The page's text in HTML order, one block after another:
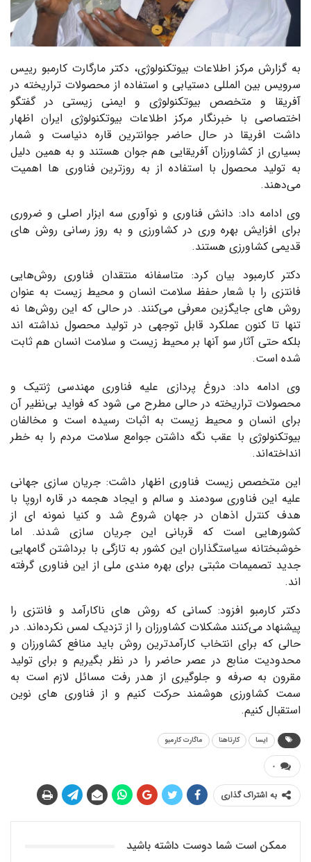
به گزارش مرکز اطلاعات بیوتکنولوژی، دکتر مارگارت کارمبو رییس
سرویس بین المللی دستیابی و استفاده از محصولات تراریخته در
آفریقا و متخصص بیوتکنولوژی و ایمنی زیستی در گفتگو
اختصاصی با خبرنگار مرکز اطلاعات بیوتکنولوژی ایران اظهار
داشت افریقا در حال حاضر جوانترین قاره دنیاست و شمار
بسیاری از کشاورزان آفریقایی هم جوان هستند و به همین دلیل
به تولید محصول با استفاده از به روزترین فناوری ها اهمیت
می‌دهند.
وی ادامه داد: دانش فناوری و نوآوری سه ابزار اصلی و ضروری
برای افزایش بهره وری در کشاورزی و به روز رسانی روش های
قدیمی کشاورزی هستند.
دکتر کارمبود بیان کرد: متاسفانه منتقدان فناوری روش‌هایی
فانتزی را با شعار حفظ سلامت انسان و محیط زیست به عنوان
روش های جایگزین معرفی می‌کنند. در حالی که این روش‌ها نه
تنها تا کنون عملکرد قابل توجهی در تولید محصول نداشته اند
بلکه حتی آثار سو آنها بر محیط زیست و سلامت انسان هم ثابت
شده است.
وی ادامه داد: دروغ پردازی علیه فناوری مهندسی ژنتیک و
محصولات تراریخته در حالی مطرح می شود که فواید بی‌نظیر آن
برای انسان و محیط زیست به اثبات رسیده است و مخالفان
بیوتکنولوژی با عقب نگه داشتن جوامع سلامت مردم را به خطر
انداخته‌اند.
این متخصص زیست فناوری اظهار داشت: جریان سازی جهانی
علیه این فناوری سودمند و سالم و ایجاد هجمه در قاره اروپا با
هدف کنترل اذهان در جهان شروع شد و کنیا نمونه ای از
کشورهایی است که قربانی این جریان سازی شدند. اما
خوشبختانه سیاستگذاران این کشور به تازگی با برداشتن گامهایی
جدید تصمیمات مثبتی برای بهره مندی ملی از این فناوری گرفته
اند.
دکتر کارمبو افزود: کسانی که روش های ناکارآمد و فانتزی را
پیشنهاد می‌کنند مشکلات کشاورزان را از تزدیک لمس نکرده‌اند. در
حالی که برای انتخاب کارآمدترین روش باید منافع کشاورزان و
محدودیت منابع در عصر حاضر را در نظر بگیریم و برای تولید
مقرون به صرفه و جلوگیری از هدر رفت مسائل لازم است به
سمت کشاورزی هوشمند حرکت کنیم و از فناوری های نوین
استقبال کنیم.
ایسا کارتاهنا ماگارت کارمبو
۰
به اشتراک گذاری
ممکن است شما دوست داشته باشید